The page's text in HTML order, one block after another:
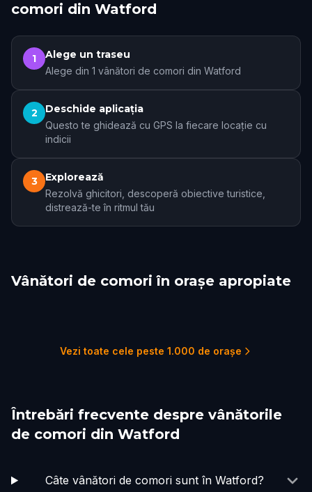
comori din Watford
1 Alege un traseu
Alege din 1 vânători de comori din Watford
2 Deschide aplicația
Questo te ghidează cu GPS la fiecare locație cu
indicii
3 Explorează
Rezolvă ghicitori, descoperă obiective turistice,
distrează-te în ritmul tău
Vânători de comori în orașe apropiate
Letchworth
Vezi toate cele peste 1.000 de orașe
Întrebări frecvente despre vânătorile
de comori din Watford
Câte vânători de comori sunt în Watford?